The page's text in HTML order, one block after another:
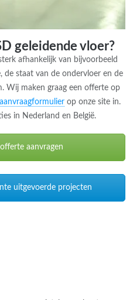
geleidende vloer?
afhankelijk van bijvoorbeeld
de staat van de ondervloer en de
Wij maken graag een offerte op
aanvraagformulierop onze site in.
in Nederland en België.
aanvragen
uitgevoerde projecten